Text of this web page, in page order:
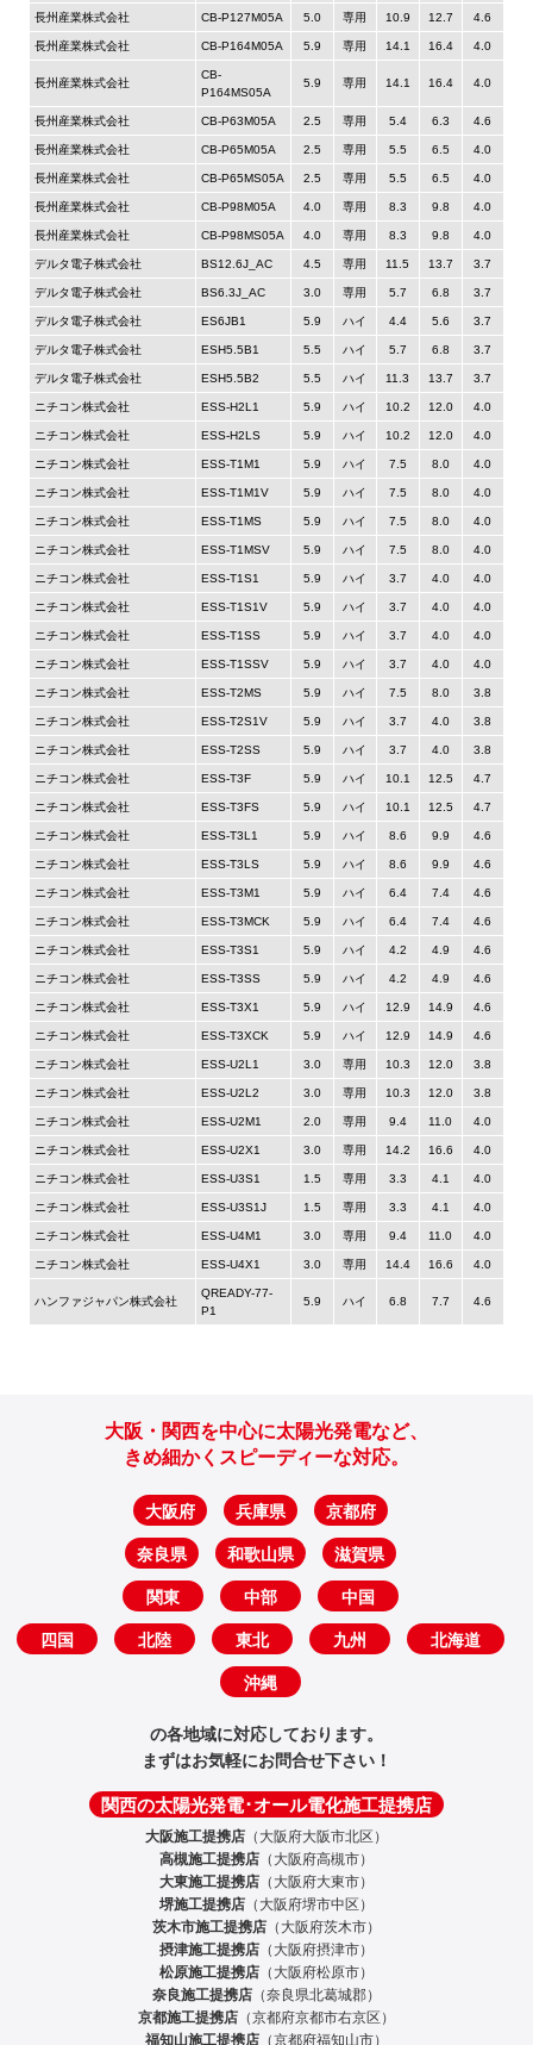
長州産業株式会社 CB-P127M05A 5.0 専用 10.9 12.7 4.6
長州産業株式会社 CB-P164M05A 5.9 専用 14.1 16.4 4.0
長州産業株式会社
CB-
P164MS05A
5.9 専用 14.1 16.4 4.0
長州産業株式会社 CB-P63M05A 2.5 専用 5.4 6.3 4.6
長州産業株式会社 CB-P65M05A 2.5 専用 5.5 6.5 4.0
長州産業株式会社 CB-P65MS05A 2.5 専用 5.5 6.5 4.0
長州産業株式会社 CB-P98M05A 4.0 専用 8.3 9.8 4.0
長州産業株式会社 CB-P98MS05A 4.0 専用 8.3 9.8 4.0
デルタ電子株式会社 BS12.6J_AC 4.5 専用 11.5 13.7 3.7
デルタ電子株式会社 BS6.3J_AC 3.0 専用 5.7 6.8 3.7
デルタ電子株式会社 ES6JB1 5.9 ハイ 4.4 5.6 3.7
デルタ電子株式会社 ESH5.5B1 5.5 ハイ 5.7 6.8 3.7
デルタ電子株式会社 ESH5.5B2 5.5 ハイ 11.3 13.7 3.7
ニチコン株式会社 ESS-H2L1 5.9 ハイ 10.2 12.0 4.0
ニチコン株式会社 ESS-H2LS 5.9 ハイ 10.2 12.0 4.0
ニチコン株式会社 ESS-T1M1 5.9 ハイ 7.5 8.0 4.0
ニチコン株式会社 ESS-T1M1V 5.9 ハイ 7.5 8.0 4.0
ニチコン株式会社 ESS-T1MS 5.9 ハイ 7.5 8.0 4.0
ニチコン株式会社 ESS-T1MSV 5.9 ハイ 7.5 8.0 4.0
ニチコン株式会社 ESS-T1S1 5.9 ハイ 3.7 4.0 4.0
ニチコン株式会社 ESS-T1S1V 5.9 ハイ 3.7 4.0 4.0
ニチコン株式会社 ESS-T1SS 5.9 ハイ 3.7 4.0 4.0
ニチコン株式会社 ESS-T1SSV 5.9 ハイ 3.7 4.0 4.0
ニチコン株式会社 ESS-T2MS 5.9 ハイ 7.5 8.0 3.8
ニチコン株式会社 ESS-T2S1V 5.9 ハイ 3.7 4.0 3.8
ニチコン株式会社 ESS-T2SS 5.9 ハイ 3.7 4.0 3.8
ニチコン株式会社 ESS-T3F 5.9 ハイ 10.1 12.5 4.7
ニチコン株式会社 ESS-T3FS 5.9 ハイ 10.1 12.5 4.7
ニチコン株式会社 ESS-T3L1 5.9 ハイ 8.6 9.9 4.6
ニチコン株式会社 ESS-T3LS 5.9 ハイ 8.6 9.9 4.6
ニチコン株式会社 ESS-T3M1 5.9 ハイ 6.4 7.4 4.6
ニチコン株式会社 ESS-T3MCK 5.9 ハイ 6.4 7.4 4.6
ニチコン株式会社 ESS-T3S1 5.9 ハイ 4.2 4.9 4.6
ニチコン株式会社 ESS-T3SS 5.9 ハイ 4.2 4.9 4.6
ニチコン株式会社 ESS-T3X1 5.9 ハイ 12.9 14.9 4.6
ニチコン株式会社 ESS-T3XCK 5.9 ハイ 12.9 14.9 4.6
ニチコン株式会社 ESS-U2L1 3.0 専用 10.3 12.0 3.8
ニチコン株式会社 ESS-U2L2 3.0 専用 10.3 12.0 3.8
ニチコン株式会社 ESS-U2M1 2.0 専用 9.4 11.0 4.0
ニチコン株式会社 ESS-U2X1 3.0 専用 14.2 16.6 4.0
ニチコン株式会社 ESS-U3S1 1.5 専用 3.3 4.1 4.0
ニチコン株式会社 ESS-U3S1J 1.5 専用 3.3 4.1 4.0
ニチコン株式会社 ESS-U4M1 3.0 専用 9.4 11.0 4.0
ニチコン株式会社 ESS-U4X1 3.0 専用 14.4 16.6 4.0
ハンファジャパン株式会社
QREADY-77-
P1
5.9 ハイ 6.8 7.7 4.6
大阪・関西を中心に太陽光発電など、
きめ細かくスピーディーな対応。
大阪府 兵庫県 京都府
奈良県 和歌山県 滋賀県
関東 中部 中国
四国 北陸 東北 九州 北海道
沖縄
の各地域に対応しております。
まずはお気軽にお問合せ下さい！
関西の太陽光発電･オール電化施工提携店
大阪施工提携店 （大阪府大阪市北区）
高槻施工提携店 （大阪府高槻市）
大東施工提携店 （大阪府大東市）
堺施工提携店 （大阪府堺市中区）
茨木市施工提携店 （大阪府茨木市）
摂津施工提携店 （大阪府摂津市）
松原施工提携店 （大阪府松原市）
奈良施工提携店 （奈良県北葛城郡）
京都施工提携店 （京都府京都市右京区）
福知山施工提携店 （京都府福知山市）